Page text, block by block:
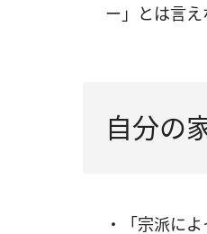
ー」とは言え
自分の
・「宗派に